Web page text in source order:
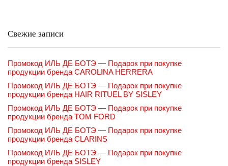
Свежие записи
Промокод ИЛЬ ДЕ БОТЭ — Подарок при покупке
продукции бренда CAROLINA HERRERA
Промокод ИЛЬ ДЕ БОТЭ — Подарок при покупке
продукции бренда HAIR RITUEL BY SISLEY
Промокод ИЛЬ ДЕ БОТЭ — Подарок при покупке
продукции бренда TOM FORD
Промокод ИЛЬ ДЕ БОТЭ — Подарок при покупке
продукции бренда CLARINS
Промокод ИЛЬ ДЕ БОТЭ — Подарок при покупке
продукции бренда SISLEY